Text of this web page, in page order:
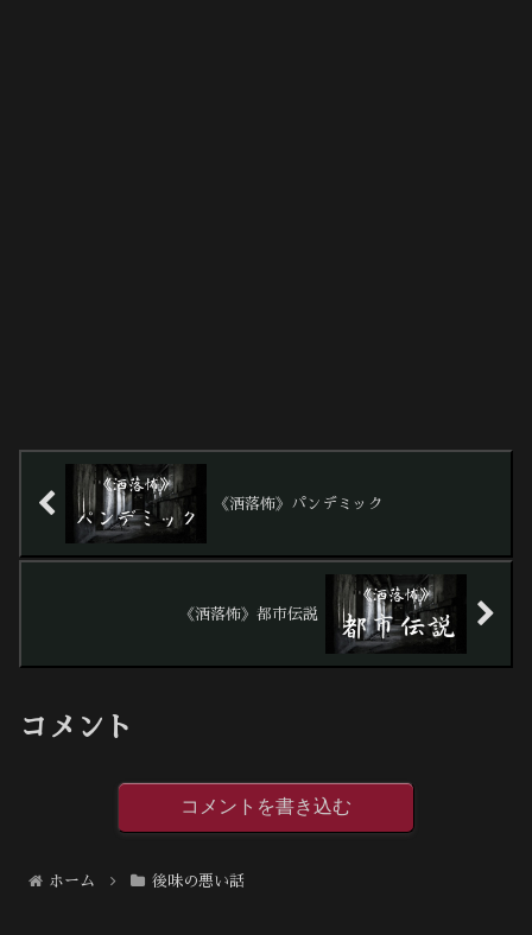
《洒落怖》パンデミック
《洒落怖》都市伝説
コメント
コメントを書き込む
ホーム 後味の悪い話